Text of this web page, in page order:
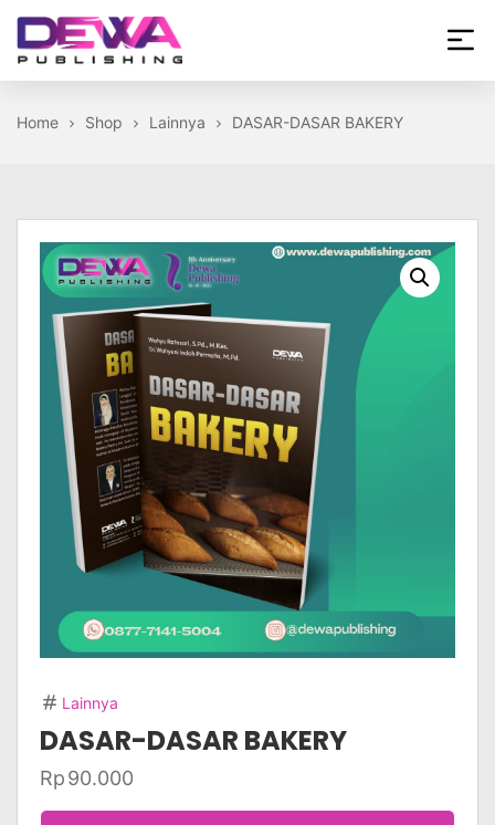
Skip
theDewa
Home
Shop Lainnya DASAR-DASAR BAKERY
Lainnya
DASAR-DASAR BAKERY
Rp90.000